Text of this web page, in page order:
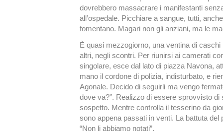
dovrebbero massacrare i manifestanti
all’ospedale. Picchiare a sangue, tutti,
fomentano. Magari non gli anziani, ma le
È quasi mezzogiorno, una ventina di
altri, negli scontri. Per riunirsi ai camerati
singolare, esce dal lato di piazza Navona,
mano il cordone di polizia, indisturbato, e
Agonale. Decido di seguirli ma vengo
dove va?”. Realizzo di essere sprovvisto di
sospetto. Mentre controlla il tesserino da
sono appena passati in venti. La battuta del
“Non li abbiamo notati”.